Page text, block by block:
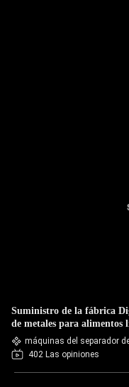
Suministro de la fábrica
de metales para alimentos
de chocolate detección de
máquinas del separador
402 Las opiniones